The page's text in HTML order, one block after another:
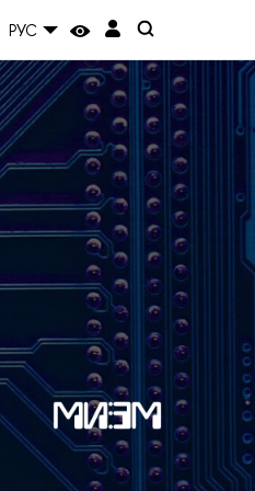
РУС